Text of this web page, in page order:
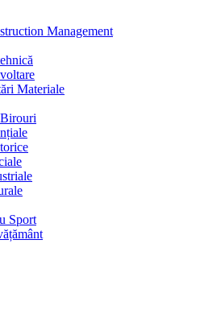
Management
Materiale
Sport